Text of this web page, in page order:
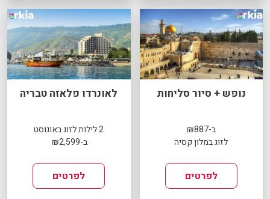
נופש + סיור סליחות
ב-₪887
לזוג במלון קסיה
לפרטים
לאונרדו פלאזה טבריה
2 לילות לזוג באוגוסט
ב-₪2,599
לפרטים